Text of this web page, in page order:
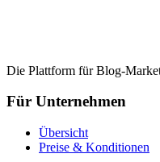
Die Plattform für Blog-
Für Unternehmen
Übersicht
Preise & Konditionen